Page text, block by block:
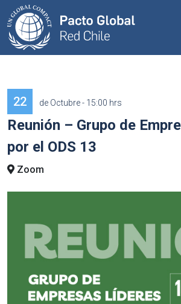
22 de Octubre - 15:00 hrs
Reunión – Grupo de
por el ODS 13
Zoom